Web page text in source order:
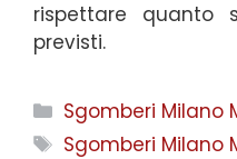
rispettare quanto
previsti.
Categorie
Sgomberi Milano
Tag
Sgomberi Milano